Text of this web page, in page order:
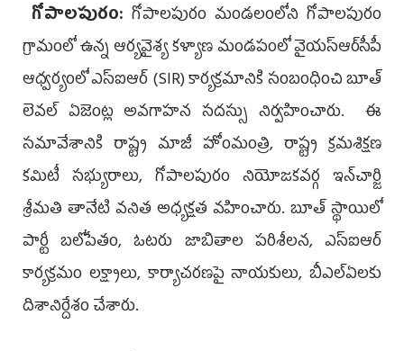
గోపాలపురం: గోపాలపురం మండలంలోని గోపాలపురం
గ్రామంలో ఉన్న ఆర్యవైశ్య కళ్యాణ మండపంలో వైయ‌స్ఆర్‌సీపీ
ఆధ్వర్యంలో ఎస్‌ఐఆర్ (SIR) కార్యక్రమానికి సంబంధించి బూత్
లెవల్ ఏజెంట్ల అవగాహన సదస్సు నిర్వహించారు. ఈ
సమావేశానికి రాష్ట్ర మాజీ హోంమంత్రి, రాష్ట్ర క్రమశిక్షణ
కమిటీ సభ్యురాలు, గోపాలపురం నియోజకవర్గ ఇన్‌చార్జి
శ్రీమతి తానేటి వనిత అధ్యక్షత వహించారు. బూత్ స్థాయిలో
పార్టీ బలోపేతం, ఓటరు జాబితాల పరిశీలన, ఎస్‌ఐఆర్
కార్యక్రమం లక్ష్యాలు, కార్యాచరణపై నాయకులు, బీఎల్‌ఏలకు
దిశానిర్దేశం చేశారు.